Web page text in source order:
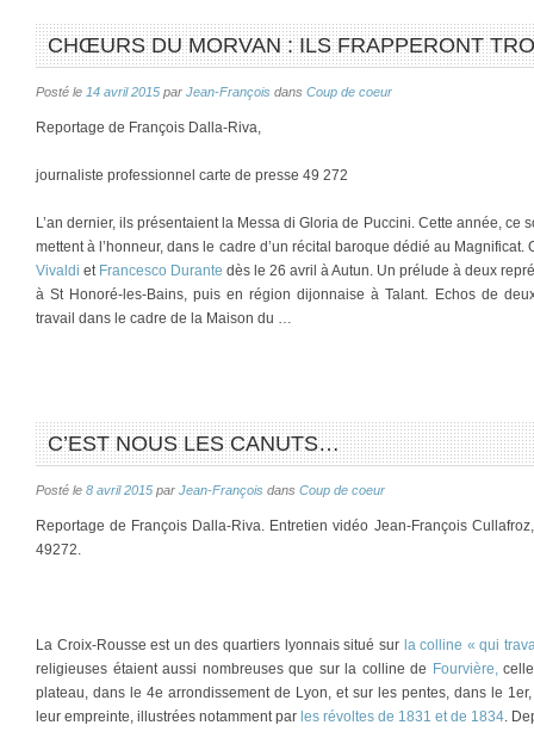
CHŒURS DU MORVAN : ILS FRAPPERONT
Posté le 14 avril 2015 par Jean-François dans Coup de coeur
Reportage de François Dalla-Riva,
journaliste professionnel carte de presse 49 272
L’an dernier, ils présentaient la Messa di Gloria de Puccini. Cette année, ce
mettent à l’honneur, dans le cadre d’un récital baroque dédié au
Vivaldi et Francesco Durante dès le 26 avril à Autun. Un prélude à deux
à St Honoré-les-Bains, puis en région dijonnaise à Talant. Echos de
travail dans le cadre de la Maison du …
C’EST NOUS LES CANUTS…
Posté le 8 avril 2015 par Jean-François dans Coup de coeur
Reportage de François Dalla-Riva. Entretien vidéo Jean-François
49272.
La Croix-Rousse est un des quartiers lyonnais situé sur la colline « qui
religieuses étaient aussi nombreuses que sur la colline de Fourvière,celle
plateau, dans le 4e arrondissement de Lyon, et sur les pentes, dans le
leur empreinte, illustrées notamment par les révoltes de 1831 et de 1834.